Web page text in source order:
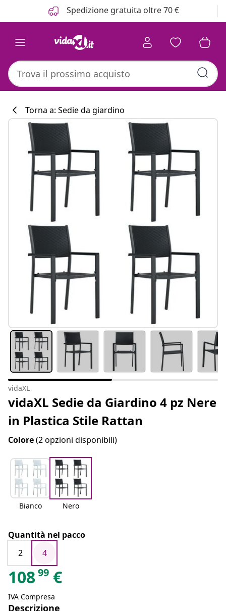
Spedizione gratuita oltre 70 €
Torna a: Sedie da giardino
vidaXL
vidaXL Sedie da Giardino 4 pz Nere
in Plastica Stile Rattan
Colore(2 opzioni disponibili)
Bianco Nero
Quantità nel pacco
2
4
10899 €
IVA Compresa
Descrizione